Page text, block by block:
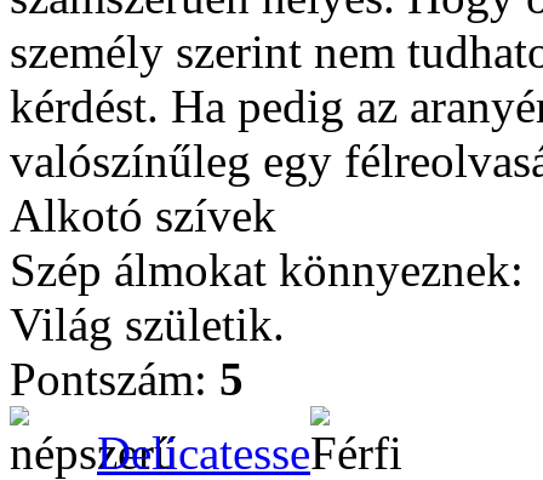
személy szerint nem
kérdést. Ha pedig az
valószínűleg egy
Alkotó szívek
Szép álmokat könnyeznek:
Világ születik.
Pontszám: 5
Delicatesse